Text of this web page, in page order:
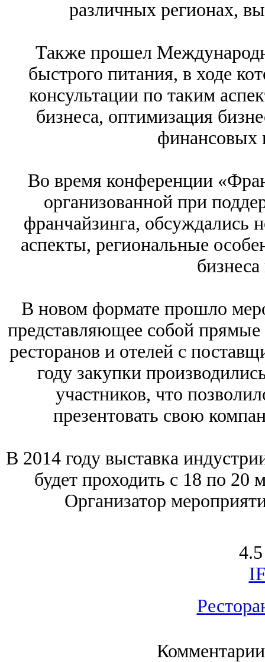
различных регионах,
Также прошел
быстрого питания, в ходе
консультации по таким
бизнеса, оптимизация
финансовых
Во время конференции
организованной при
франчайзинга, обсуждались
аспекты, региональные
В новом формате прошло
представляющее собой
ресторанов и отелей с
году закупки
участников, что
презентовать свою
В 2014 году выставка
будет проходить с 18 по
Организатор